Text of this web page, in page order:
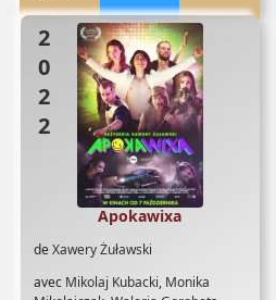
2022
deXawery Żuławski
avec Mikolaj Kubacki, Monika
Apokawixa